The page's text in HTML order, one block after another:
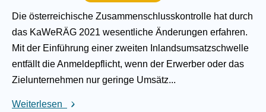
Die österreichische Zusammenschlusskontrolle hat durch
das KaWeRÄG 2021 wesentliche Änderungen erfahren.
Mit der Einführung einer zweiten Inlandsumsatzschwelle
entfällt die Anmeldepflicht, wenn der Erwerber oder das
Zielunternehmen nur geringe Umsätz...
Weiterlesen